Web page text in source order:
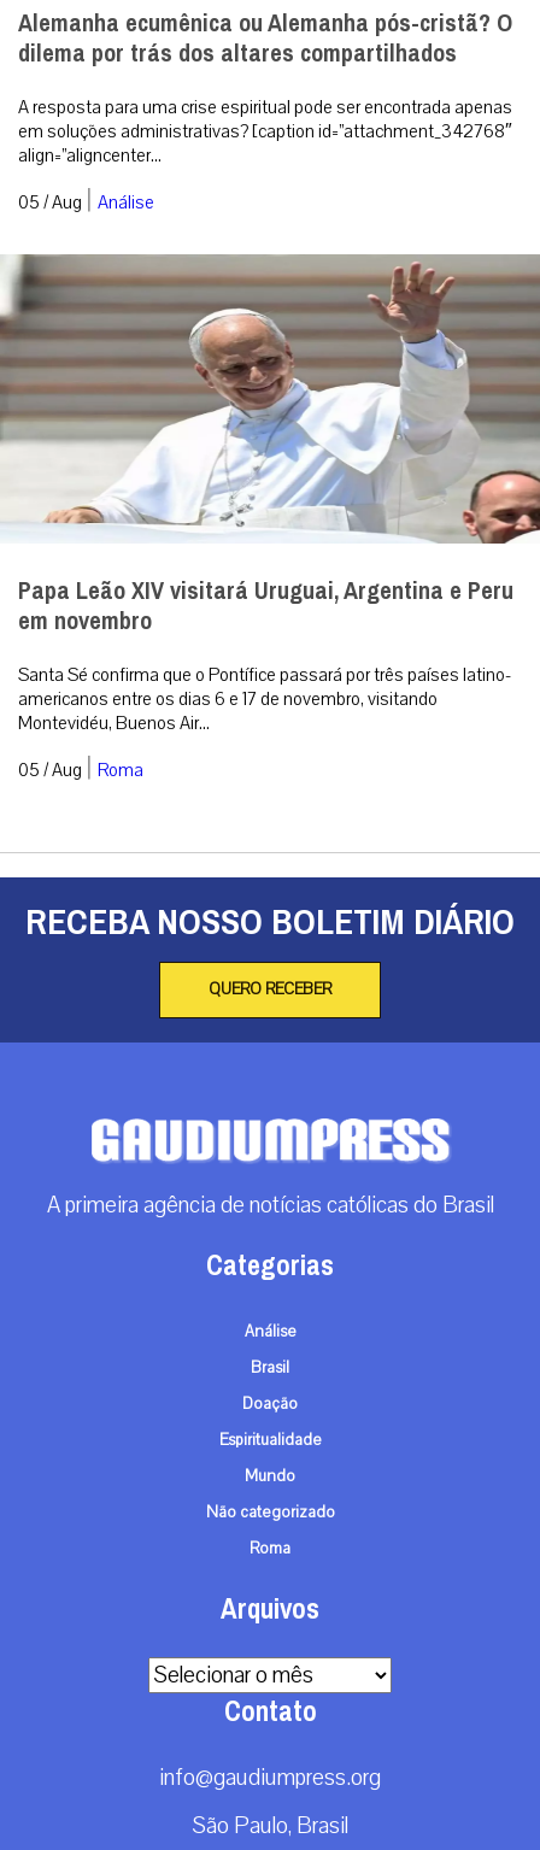
Alemanha ecumênica ou Alemanha pós-cristã? O
dilema por trás dos altares compartilhados
A resposta para uma crise espiritual pode ser encontrada apenas
em soluções administrativas? [caption id=”attachment_342768″
align=”aligncenter...
05 / Aug | Análise
Papa Leão XIV visitará Uruguai, Argentina e Peru
em novembro
Santa Sé confirma que o Pontífice passará por três países latino-
americanos entre os dias 6 e 17 de novembro, visitando
Montevidéu, Buenos Air...
05 / Aug | Roma
RECEBA NOSSO BOLETIM DIÁRIO
QUERO RECEBER
A primeira agência de notícias católicas do Brasil
Categorias
Análise
Brasil
Doação
Espiritualidade
Mundo
Não categorizado
Roma
Arquivos
Arquivos
Contato
info@gaudiumpress.org
São Paulo, Brasil